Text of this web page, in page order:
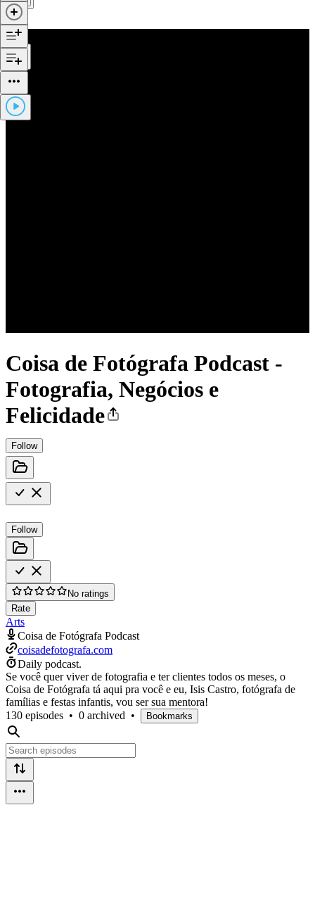
Coisa de Fotógrafa Podcast -
Fotografia, Negócios e
Felicidade
Follow
Follow
No ratings
Rate
Arts
Coisa de Fotógrafa Podcast
coisadefotografa.com
Daily podcast.
Se você quer viver de fotografia e ter clientes todos os meses, o
Coisa de Fotógrafa tá aqui pra você e eu, Isis Castro, fotógrafa de
famílias e festas infantis, vou ser sua mentora!
130 episodes • 0 archived • Bookmarks